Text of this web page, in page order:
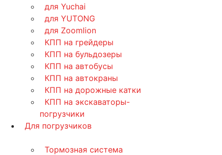
для Yuchai
для YUTONG
для Zoomlion
КПП на грейдеры
КПП на бульдозеры
КПП на автобусы
КПП на автокраны
КПП на дорожные катки
КПП на экскаваторы-
погрузчики
Для погрузчиков
Тормозная система